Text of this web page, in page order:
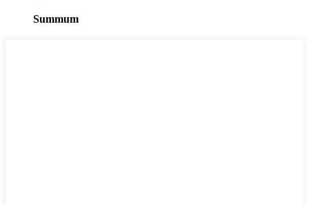
Summum